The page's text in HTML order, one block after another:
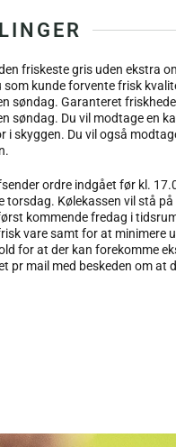
friskeste gris uden ekstra
som kunde forvente frisk
søndag. Garanteret
søndag. Du vil modtage en
i skyggen. Du vil også
ordre indgået før kl.
Kølekassen vil stå
kommende fredag i
vare samt for at minimere
for at der kan forekomme
pr mail med beskeden om at